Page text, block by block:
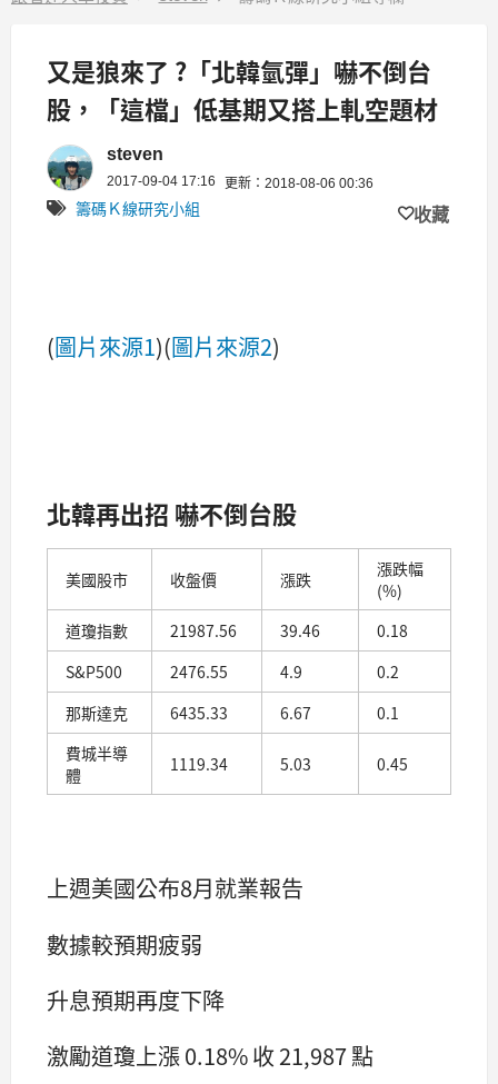
又是狼來了 ?「北韓氫彈」嚇不倒台
股，「這檔」低基期又搭上軋空題材
steven
2017-09-04 17:16 更新：2018-08-06 00:36
籌碼Ｋ線研究小組 收藏
(圖片來源1)(圖片來源2)
北韓再出招 嚇不倒台股
美國股市 收盤價 漲跌
漲跌幅
(%)
道瓊指數
21987.56 39.46
0.18
S&P500
2476.55 4.9
0.2
那斯達克
6435.33 6.67
0.1
費城半導
體
1119.34 5.03 0.45
上週美國公布8月就業報告
數據較預期疲弱
升息預期再度下降
激勵道瓊上漲 0.18% 收 21,987 點